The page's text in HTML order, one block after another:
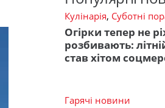
Кулінарія, Суботні
Огірки тепер не
розбивають:
став хітом
Гарячі новини